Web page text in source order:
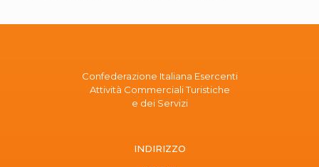
Confederazione Italiana Esercenti
Attività Commerciali Turistiche
e dei Servizi
INDIRIZZO